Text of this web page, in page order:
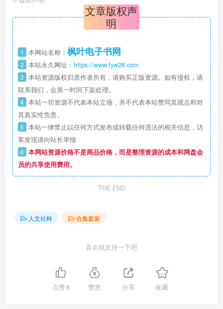
文章版权声
明
1 本网站名称： 枫叶电子书网
2 本站永久网址： https://www.fyw28.com
3 本站资源版权归原作者所有，请购买正版资源。如有侵权，请
联系我们，会第一时间下架处理。
4 本站一切资源不代表本站立场，并不代表本站赞同其观点和对
其真实性负责。
5 本站一律禁止以任何方式发布或转载任何违法的相关信息，访
客发现请向站长举报
6 本网站资源价格不是商品价格，而是整理资源的成本和网盘会
员的共享使用费用。
THE END
人文社科 合集套装
喜欢就支持一下吧
点赞8 赞赏 分享 收藏